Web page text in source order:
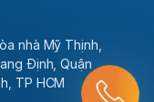
nhà Mỹ Thịnh,
Định, Quận
TP HCM